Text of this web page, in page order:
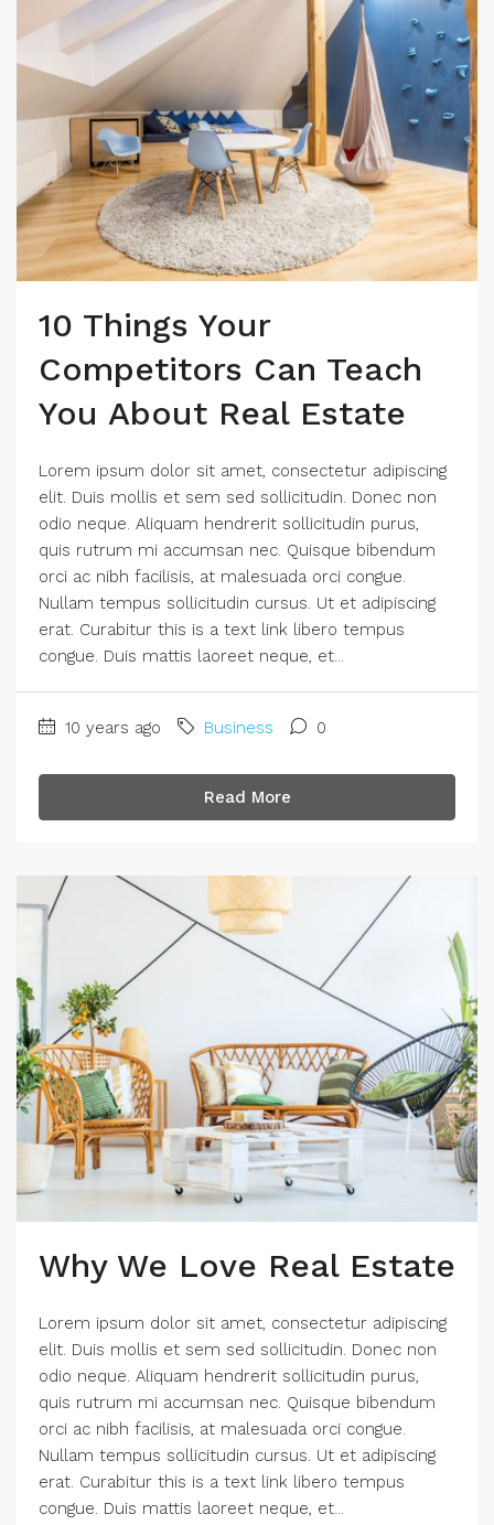
10 Things Your
Competitors Can Teach
You About Real Estate
Lorem ipsum dolor sit amet, consectetur adipiscing
elit. Duis mollis et sem sed sollicitudin. Donec non
odio neque. Aliquam hendrerit sollicitudin purus,
quis rutrum mi accumsan nec. Quisque bibendum
orci ac nibh facilisis, at malesuada orci congue.
Nullam tempus sollicitudin cursus. Ut et adipiscing
erat. Curabitur this is a text link libero tempus
congue. Duis mattis laoreet neque, et...
10 years ago Business 0
Read More
Why We Love Real Estate
Lorem ipsum dolor sit amet, consectetur adipiscing
elit. Duis mollis et sem sed sollicitudin. Donec non
odio neque. Aliquam hendrerit sollicitudin purus,
quis rutrum mi accumsan nec. Quisque bibendum
orci ac nibh facilisis, at malesuada orci congue.
Nullam tempus sollicitudin cursus. Ut et adipiscing
erat. Curabitur this is a text link libero tempus
congue. Duis mattis laoreet neque, et...